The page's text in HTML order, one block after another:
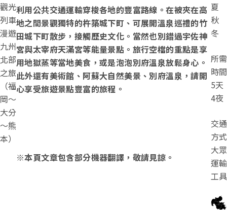
觀光
列車
漫遊
九州
北部
之旅
（福
岡～
大分
～熊
本）
利用公共交通運輸穿梭各地的豐富路線。在被夾在高
地之間景觀獨特的杵築城下町、可展開溫泉巡禮的竹
田城下町散步，接觸歷史文化。當然也別錯過宇佐神
宮與太宰府天滿宮等能量景點。旅行空檔的重點是享
用地獄蒸等當地美食，或是泡泡別府溫泉放鬆身心。
此外還有美術館、阿蘇大自然美景、別府溫泉，請開
心享受旅遊景點豐富的旅程。
※本頁文章包含部分機器翻譯，敬請見諒。
夏
秋
冬
所需
時間
5天
4夜
交通
方式
大眾
運輸
工具
日田・中津
耶馬
由布・九重 別府灣
竹田・奥豊後 日豊海岸